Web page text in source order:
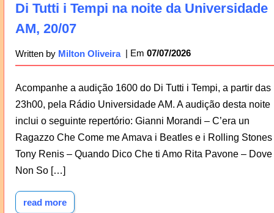
Di Tutti i Tempi na noite da Universidade
AM, 20/07
Written by Milton Oliveira 07/07/2026
Acompanhe a audição 1600 do Di Tutti i Tempi, a partir das
23h00, pela Rádio Universidade AM. A audição desta noite
inclui o seguinte repertório: Gianni Morandi – C’era un
Ragazzo Che Come me Amava i Beatles e i Rolling Stones
Tony Renis – Quando Dico Che ti Amo Rita Pavone – Dove
Non So […]
read more